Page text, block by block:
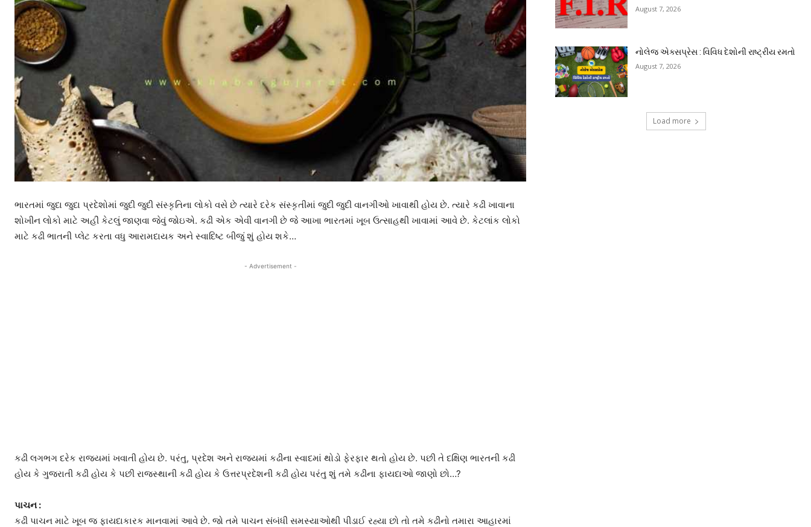
ભારતમાં જુદા જુદા પ્રદેશોમાં જુદી જુદી સંસ્કૃતિના લોકો વસે છે ત્યારે દરેક સંસ્કૃતીમાં જુદી જુદી વાનગીઓ ખાવાથી હોય છે. ત્યારે કઢી ખાવાના
શોખીન લોકો માટે અહીં કેટલું જાણવા જેવું જોઇએ. કઢી એક એવી વાનગી છે જે આખા ભારતમાં ખૂબ ઉત્સાહથી ખાવામાં આવે છે. કેટલાંક લોકો
માટે કઢી ભાતની પ્લેટ કરતા વધુ આરામદાયક અને સ્વાદિષ્ટ બીજું શું હોય શકે…
- Advertisement -
કઢી લગભગ દરેક રાજ્યમાં ખવાતી હોય છે. પરંતુ, પ્રદેશ અને રાજ્યમાં કઢીના સ્વાદમાં થોડો ફેરફાર થતો હોય છે. પછી તે દક્ષિણ ભારતની કઢી
હોય કે ગુજરાતી કઢી હોય કે પછી રાજસ્થાની કઢી હોય કે ઉત્તરપ્રદેશની કઢી હોય પરંતુ શું તમે કઢીના ફાયદાઓ જાણો છો…?
પાચન :
કઢી પાચન માટે ખૂબ જ ફાયદાકારક માનવામાં આવે છે. જો તમે પાચન સંબંધી સમસ્યાઓથી પીડાઈ રહ્યા છો તો તમે કઢીનો તમારા આહારમાં
August 7, 2026
નોલેજ એક્સપ્રેસ : વિવિધ દેશોની રાષ્ટ્રીય રમતો
August 7, 2026
Load more